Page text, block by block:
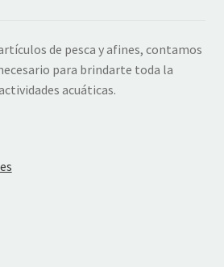
de pesca y afines, contamos
para brindarte toda la
acuáticas.